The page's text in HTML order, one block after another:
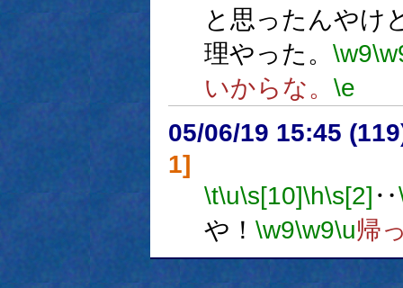
と思ったんやけ
理やった。 \w9
いからな。 \e
05/06/19 15:45
1]
\t\u\s[10]\h\s[2] ‥
や！ \w9\w9\u帰